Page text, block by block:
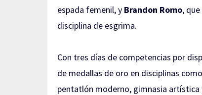
espada femenil, y Brandon Romo,
disciplina de esgrima.
Con tres días de competencias por
de medallas de oro en disciplinas
pentatlón moderno, gimnasia artística